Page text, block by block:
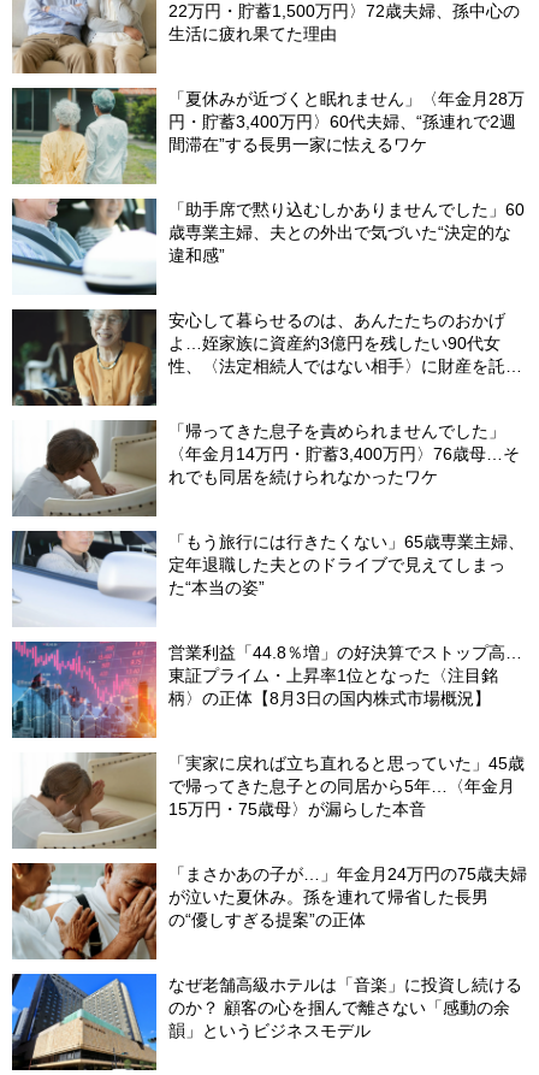
22万円・貯蓄1,500万円〉72歳夫婦、孫中心の
生活に疲れ果てた理由
「夏休みが近づくと眠れません」〈年金月28万
円・貯蓄3,400万円〉60代夫婦、“孫連れで2週
間滞在”する長男一家に怯えるワケ
「助手席で黙り込むしかありませんでした」60
歳専業主婦、夫との外出で気づいた“決定的な
違和感”
安心して暮らせるのは、あんたたちのおかげ
よ…姪家族に資産約3億円を残したい90代女
性、〈法定相続人ではない相手〉に財産を託せ
「帰ってきた息子を責められませんでした」
〈年金月14万円・貯蓄3,400万円〉76歳母…そ
れでも同居を続けられなかったワケ
「もう旅行には行きたくない」65歳専業主婦、
定年退職した夫とのドライブで見えてしまっ
た“本当の姿”
営業利益「44.8％増」の好決算でストップ高…
東証プライム・上昇率1位となった〈注目銘
柄〉の正体【8月3日の国内株式市場概況】
「実家に戻れば立ち直れると思っていた」45歳
で帰ってきた息子との同居から5年…〈年金月
15万円・75歳母〉が漏らした本音
「まさかあの子が…」年金月24万円の75歳夫婦
が泣いた夏休み。孫を連れて帰省した長男
の“優しすぎる提案”の正体
なぜ老舗高級ホテルは「音楽」に投資し続ける
のか？ 顧客の心を掴んで離さない「感動の余
韻」というビジネスモデル